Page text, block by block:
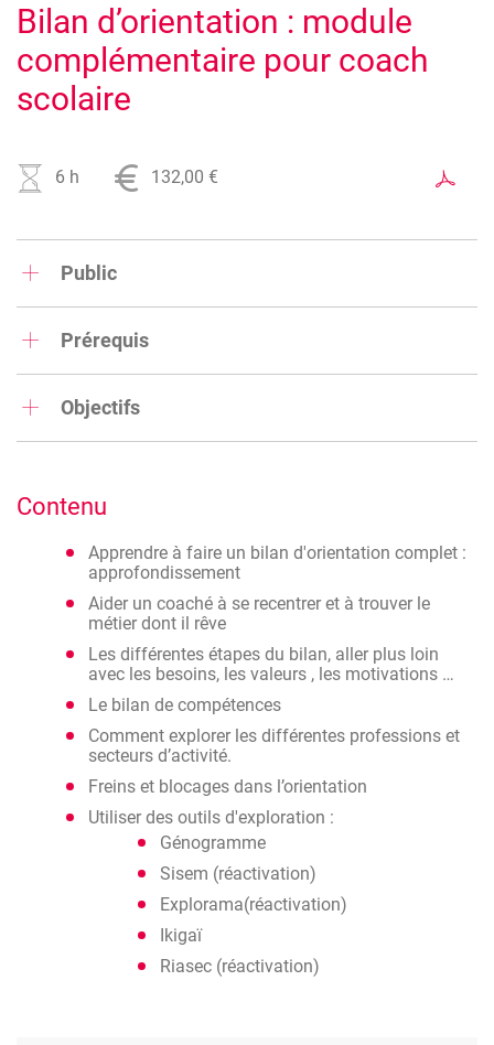
Image
Bilan d’orientation : module
complémentaire pour coach
scolaire
6 h 132,00 €
Public
scolairePrérequis
Liège-Huy-Verviers ou connaitre l'outil "Explorama"
Objectifs
Contenu
Apprendre à faire un bilan d'orientation complet :
approfondissement
Aider un coaché à se recentrer et à trouver le
métier dont il rêve
Les différentes étapes du bilan, aller plus loin
avec les besoins, les valeurs , les motivations …
Le bilan de compétences
Comment explorer les différentes professions et
secteurs d’activité.
Freins et blocages dans l’orientation
Utiliser des outils d'exploration :
Génogramme
Sisem (réactivation)
Explorama(réactivation)
Ikigaï
Riasec (réactivation)